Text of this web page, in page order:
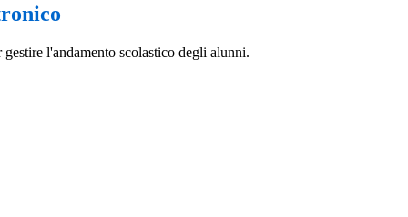
l'andamento scolastico degli alunni.